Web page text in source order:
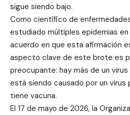
sigue siendo bajo.
Como científico de
estudiado múltiples epidemias
acuerdo en que esta afirmación
aspecto clave de este brote es
preocupante: hay más de un
está siendo causado por un virus
tiene vacuna.
El 17 de mayo de 2026, la